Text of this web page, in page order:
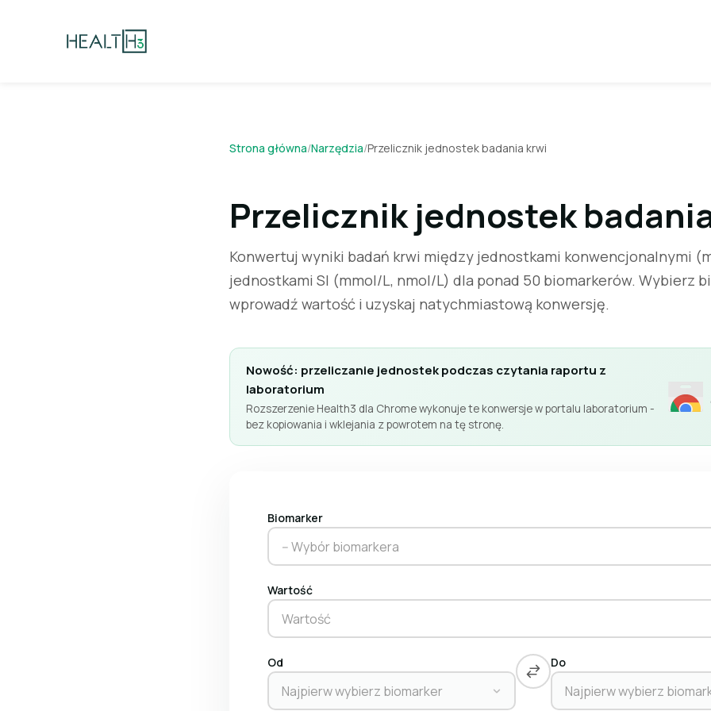
Strona główna/Narzędzia/Przelicznik jednostek badania krwi
Przelicznik jednostek
Konwertuj wyniki badań krwi między jednostkami konwencjonalnymi
jednostkami SI (mmol/L, nmol/L) dla ponad 50 biomarkerów. Wybierz
wprowadź wartość i uzyskaj natychmiastową konwersję.
Nowość: przeliczanie jednostek podczas czytania raportu z
laboratorium
Rozszerzenie Health3 dla Chrome wykonuje te konwersje w portalu laboratorium -
bez kopiowania i wklejania z powrotem na tę stronę.
Biomarker
-- Wybór biomarkera
Wartość
Od
Najpierw wybierz biomarker
Do
Najpierw wybierz